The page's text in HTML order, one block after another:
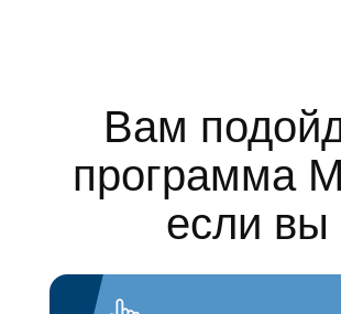
Вам
программа
если вы
Программа